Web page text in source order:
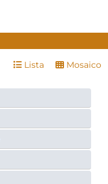
Lista Mosaico